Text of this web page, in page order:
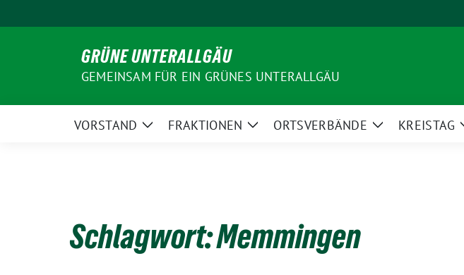
zum
GRÜNE UNTERALLGÄU
GEMEINSAM FÜR EIN GRÜNES UNTERALLGÄU
VORSTAND
ZeigeFRAKTIONEN
ZeigeORTSVERBÄNDE
ZeigeKREISTAG
Schlagwort:Memmingen